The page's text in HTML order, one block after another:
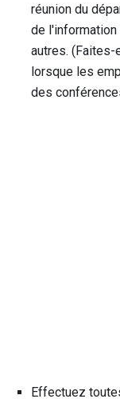
réunion du
de
autres. (Faites-
lorsque les
des
Effectuez